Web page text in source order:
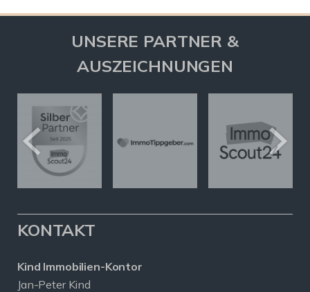
UNSERE PARTNER &
AUSZEICHNUNGEN
KONTAKT
Kind Immobilien-Kontor
Jan-Peter Kind